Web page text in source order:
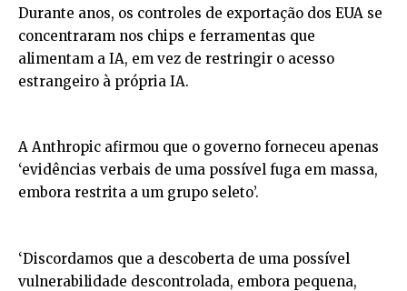
Durante anos, os controles de exportação dos EUA se
concentraram nos chips e ferramentas que
alimentam a IA, em vez de restringir o acesso
estrangeiro à própria IA.
A Anthropic afirmou que o governo forneceu apenas
‘evidências verbais de uma possível fuga em massa,
embora restrita a um grupo seleto’.
‘Discordamos que a descoberta de uma possível
vulnerabilidade descontrolada, embora pequena,